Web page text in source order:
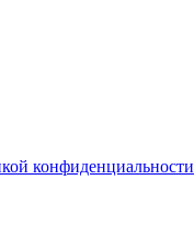
конфиденциальности